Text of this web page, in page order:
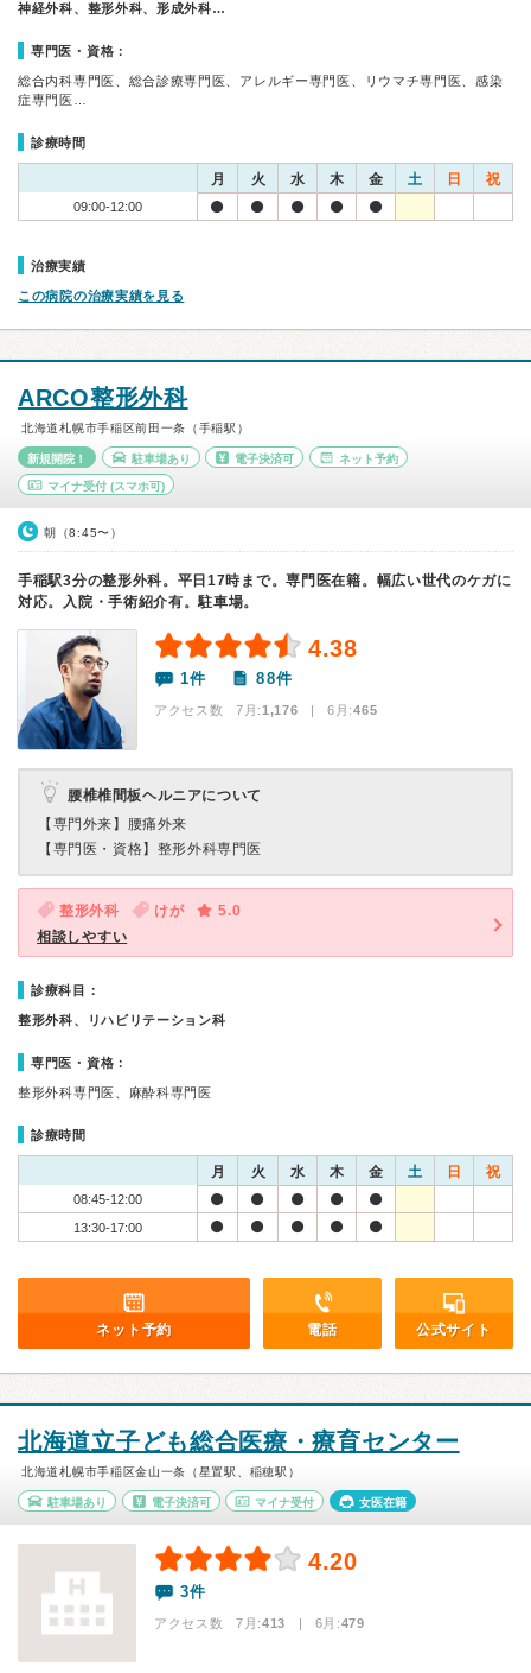
神経外科、整形外科、形成外科…
専門医・資格：
総合内科専門医、総合診療専門医、アレルギー専門医、リウマチ専門医、感染
症専門医…
診療時間
月 火 水 木 金 土 日 祝
09:00-12:00
治療実績
この病院の治療実績を見る
ARCO整形外科
北海道札幌市手稲区前田一条（手稲駅）
新規開院！ 駐車場あり 電子決済可 ネット予約
マイナ受付 (スマホ可)
朝（8:45〜）
手稲駅3分の整形外科。平日17時まで。専門医在籍。幅広い世代のケガに
対応。入院・手術紹介有。駐車場。
4.38
1件 88件
アクセス数 7月:1,176 | 6月:465
腰椎椎間板ヘルニアについて
【専門外来】
腰痛外来
【専門医・資格】 整形外科専門医
整形外科 けが
5.0
相談しやすい
診療科目：
整形外科、リハビリテーション科
専門医・資格：
整形外科専門医、麻酔科専門医
診療時間
月 火 水 木 金 土 日 祝
08:45-12:00
13:30-17:00
ネット予約 電話 公式サイト
北海道立子ども総合医療・療育センター
北海道札幌市手稲区金山一条（星置駅、稲穂駅）
駐車場あり 電子決済可 マイナ受付 女医在籍
4.20
3件
アクセス数 7月:413 | 6月:479